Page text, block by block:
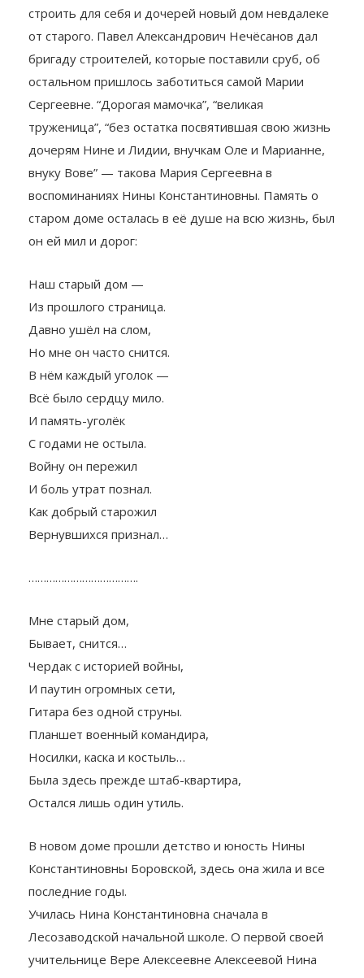
строить для себя и дочерей новый дом невдалеке
от старого. Павел Александрович Нечёсанов дал
бригаду строителей, которые поставили сруб, об
остальном пришлось заботиться самой Марии
Сергеевне. “Дорогая мамочка”, “великая
труженица”, “без остатка посвятившая свою жизнь
дочерям Нине и Лидии, внучкам Оле и Марианне,
внуку Вове” — такова Мария Сергеевна в
воспоминаниях Нины Константиновны. Память о
старом доме осталась в её душе на всю жизнь, был
он ей мил и дорог:
Наш старый дом —
Из прошлого страница.
Давно ушёл на слом,
Но мне он часто снится.
В нём каждый уголок —
Всё было сердцу мило.
И память-уголёк
С годами не остыла.
Войну он пережил
И боль утрат познал.
Как добрый старожил
Вернувшихся признал…
……………………………….
Мне старый дом,
Бывает, снится…
Чердак с историей войны,
И паутин огромных сети,
Гитара без одной струны.
Планшет военный командира,
Носилки, каска и костыль…
Была здесь прежде штаб-квартира,
Остался лишь один утиль.
В новом доме прошли детство и юность Нины
Константиновны Боровской, здесь она жила и все
последние годы.
Училась Нина Константиновна сначала в
Лесозаводской начальной школе. О первой своей
учительнице Вере Алексеевне Алексеевой Нина